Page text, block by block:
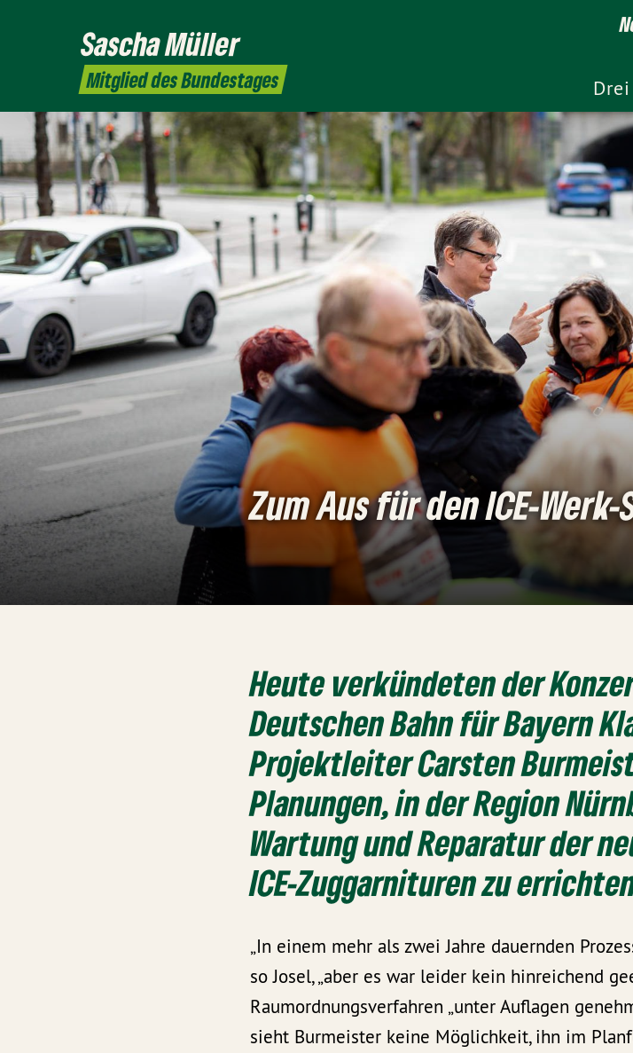
SaschaMüller
Mitglied des Bundestages
Zum Aus für den ICE-
Heute verkündeten der
Deutschen Bahn für Bayern
Projektleiter Carsten
Planungen, in der Region
Wartung und Reparatur der
ICE-Zuggarnituren zu
„In einem mehr als zwei Jahre dauernden
so Josel, „aber es war leider kein hinreichend
Raumordnungsverfahren „unter Auflagen
sieht Burmeister keine Möglichkeit, ihn im